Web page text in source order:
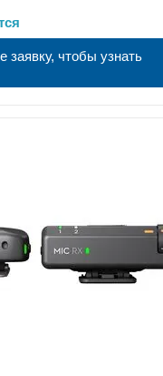
заявку, чтобы узнать